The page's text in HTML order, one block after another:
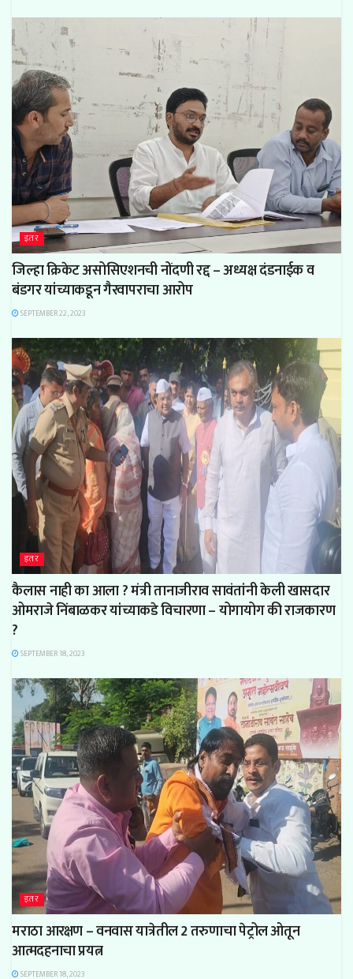
इतर
जिल्हा क्रिकेट असोसिएशनची नोंदणी रद्द – अध्यक्ष दंडनाईक व
बंडगर यांच्याकडून गैरवापराचा आरोप
SEPTEMBER 22, 2023
इतर
कैलास नाही का आला ? मंत्री तानाजीराव सावंतांनी केली खासदार
ओमराजे निंबाळकर यांच्याकडे विचारणा – योगायोग की राजकारण
?
SEPTEMBER 18, 2023
इतर
मराठा आरक्षण – वनवास यात्रेतील 2 तरुणाचा पेट्रोल ओतून
आत्मदहनाचा प्रयत्न
SEPTEMBER 18, 2023